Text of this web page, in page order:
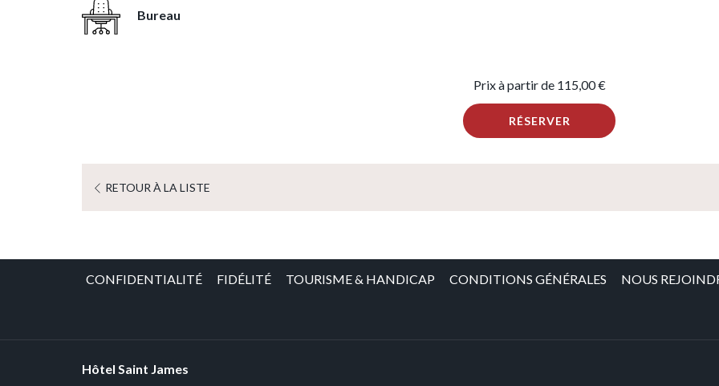
Bureau
Prix à partir de 115,00 €
RÉSERVER
RETOUR À LA LISTE
CONFIDENTIALITÉ FIDÉLITÉ TOURISME & HANDICAP CONDITIONS GÉNÉRALES NOUS
Hôtel Saint James